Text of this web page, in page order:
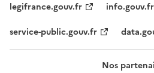
legifrance.gouv.fr
info.gouv.fr
service-public.gouv.fr
Nos